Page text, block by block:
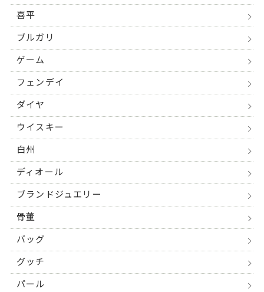
喜平
ブルガリ
ゲーム
フェンデイ
ダイヤ
ウイスキー
白州
ディオール
ブランドジュエリー
骨董
バッグ
グッチ
パール